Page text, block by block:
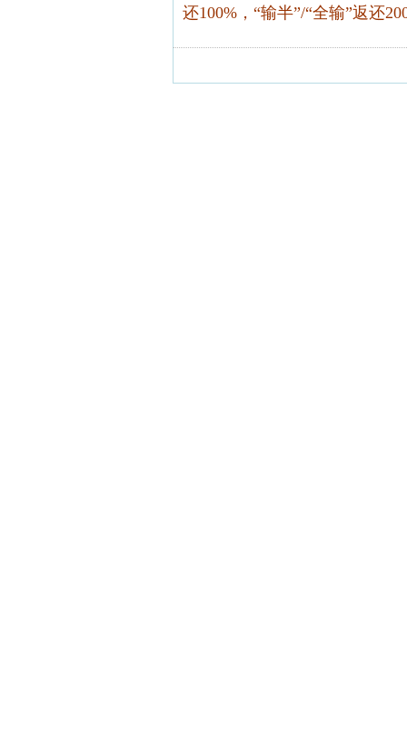
还100%，“输半”/“全输”返还